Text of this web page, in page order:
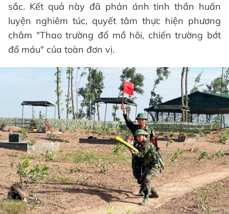
sắc. Kết quả này đã phản ánh tinh thần huấn
luyện nghiêm túc, quyết tâm thực hiện phương
châm "Thao trường đổ mồ hôi, chiến trường bớt
đổ máu" của toàn đơn vị.